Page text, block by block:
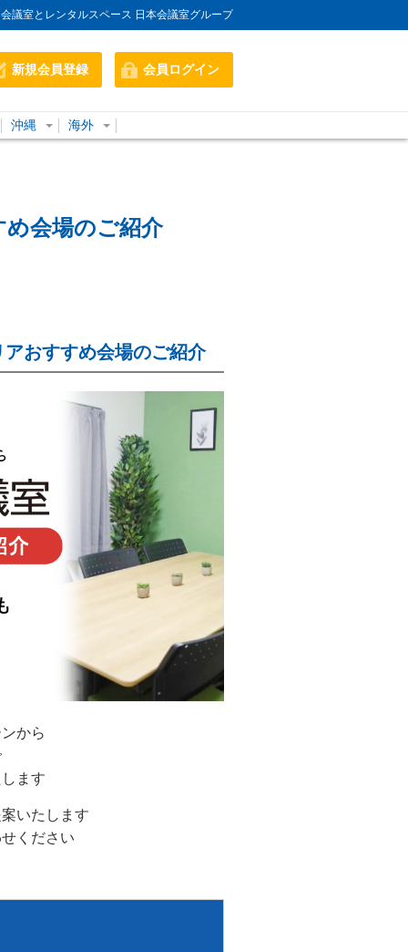
議室とレンタルスペース 日本会議室グループ
新規会員登録 会員ログイン
沖縄 海外
会場のご紹介
おすすめ会場のご紹介
から
ます
いたします
ください